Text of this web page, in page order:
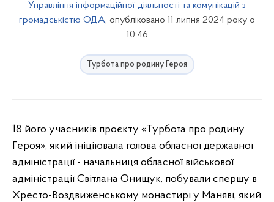
Управління інформаційної діяльності та комунікацій з
громадськістю ОДА, опубліковано 11 липня 2024 року о
10:46
Турбота про родину Героя
18 його учасників проєкту «Турбота про родину
Героя», який ініціювала голова обласної державної
адміністрації - начальниця обласної військової
адміністрації Світлана Онищук, побували спершу в
Хресто-Воздвиженському монастирі у Маняві, який